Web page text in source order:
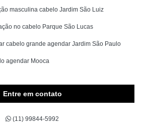
masculina cabelo Jardim São Luiz
no cabelo Parque São Lucas
cabelo grande agendar Jardim São Paulo
agendar Mooca
Entre em contato
(11) 99844-5992